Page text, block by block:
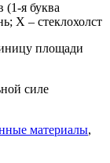
(1-я буква
Х – стеклохолст
площади
силе
материалы,